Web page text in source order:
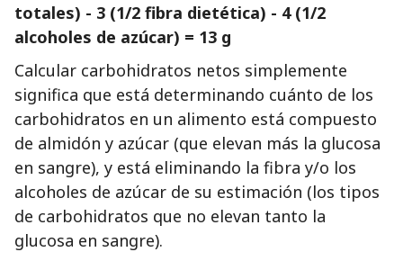
totales) - 3 (1/2 fibra dietética) - 4 (1/2
alcoholes de azúcar) = 13 g
Calcular carbohidratos netos simplemente
significa que está determinando cuánto de los
carbohidratos en un alimento está compuesto
de almidón y azúcar (que elevan más la glucosa
en sangre), y está eliminando la fibra y/o los
alcoholes de azúcar de su estimación (los tipos
de carbohidratos que no elevan tanto la
glucosa en sangre).